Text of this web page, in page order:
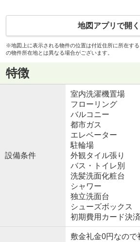
地図アプリで開く
※地図上に表示される物件の位置は付近住所に所在す
の物件所在地とは異なる場合がございます。
特徴
設備条件
室内洗濯機置場
フローリング
バルコニー
都市ガス
エレベーター
駐輪場
外観タイル張り
バス・トイレ別
洗髪洗面化粧台
シャワー
独立洗面台
シューズボックス
初期費用カード決
敷金礼金0円なの